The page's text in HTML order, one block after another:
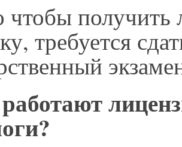
чтобы получить
требуется